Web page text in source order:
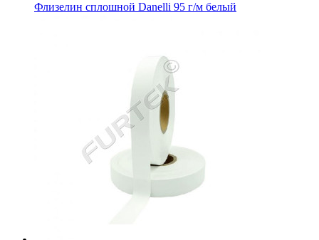
Флизелин сплошной Danelli 95 г/м белый